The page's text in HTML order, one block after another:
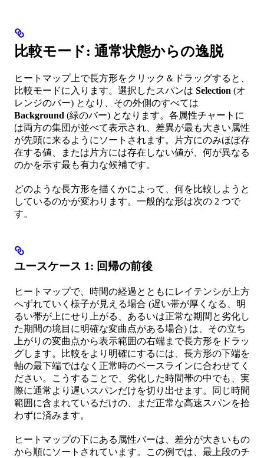
比較モード: 通常状態からの逸脱
ヒートマップ上で長方形をクリック＆ドラッグすると、
比較モードに入ります。選択したスパンは Selection (オ
レンジのバー) となり、その外側のすべては
Background (緑のバー) となります。各属性チャートに
は両方の集団が並べて表示され、差異が最も大きい属性
が先頭に来るようにソートされます。片方にのみほぼ存
在する値、または片方には存在しない値が、何が異なる
のかを示す最も有力な候補です。
どのような長方形を描くかによって、何を比較しようと
しているのかが変わります。一般的な形は次の 2 つで
す。
ユースケース 1: 回帰の前後
ヒートマップで、時間の経過とともにレイテンシが上方
へずれていく様子が見える場合 (遅い帯が厚くなる、明
るい帯が上にせり上がる、あるいは正常な期間と劣化し
た期間の境目に明確な変曲点がある場合) は、その立ち
上がりの変曲点から表示範囲の右端まで長方形をドラッ
グします。比較をより明確にするには、長方形の下端を
軸の最下端ではなく正常時のベースラインに合わせてく
ださい。こうすることで、劣化した時間帯の中でも、実
際に通常より遅いスパンだけを切り出せます。同じ時間
範囲に含まれているだけの、まだ正常な高速スパンを拾
わずに済みます。
ヒートマップの下にある属性バーは、差分が大きいもの
から順にソートされています。この例では、最上段のチ